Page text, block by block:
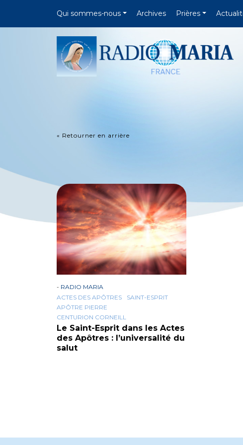
Qui sommes-nous Archives Prières
« Retourner en arrière
- RADIO MARIA
ACTES DES APÔTRES
SAINT-ESPRIT
APÔTRE PIERRE
CENTURION CORNEILL
Le Saint-Esprit dans les Actes
des Apôtres : l’universalité du
salut